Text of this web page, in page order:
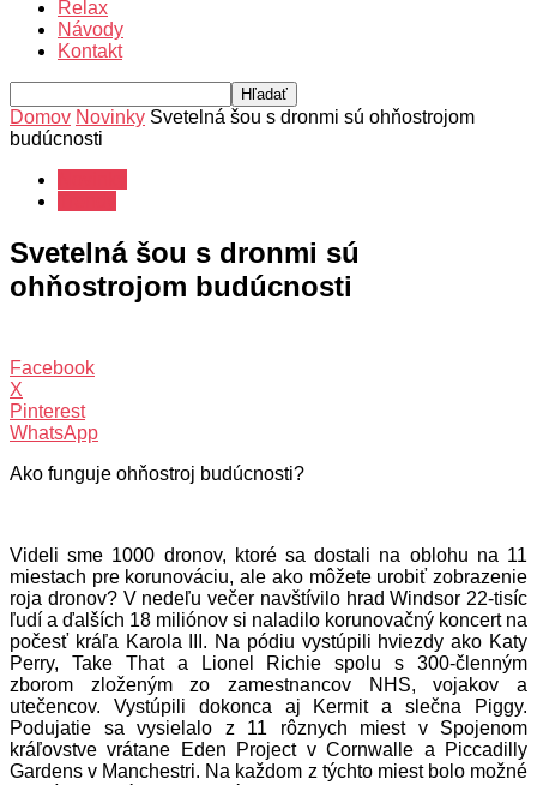
Relax
Návody
Kontakt
Domov Novinky Svetelná šou s dronmi sú ohňostrojom
budúcnosti
Svetelná šou s dronmi sú
ohňostrojom budúcnosti
Facebook
X
Pinterest
WhatsApp
Ako funguje ohňostroj budúcnosti?
Videli sme 1000 dronov, ktoré sa dostali na oblohu na 11
miestach pre korunováciu, ale ako môžete urobiť zobrazenie
roja dronov? V nedeľu večer navštívilo hrad Windsor 22-tisíc
ľudí a ďalších 18 miliónov si naladilo korunovačný koncert na
počesť kráľa Karola III. Na pódiu vystúpili hviezdy ako Katy
Perry, Take That a Lionel Richie spolu s 300-členným
zborom zloženým zo zamestnancov NHS, vojakov a
utečencov. Vystúpili dokonca aj Kermit a slečna Piggy.
Podujatie sa vysielalo z 11 rôznych miest v Spojenom
kráľovstve vrátane Eden Project v Cornwalle a Piccadilly
Gardens v Manchestri. Na každom z týchto miest bolo možné